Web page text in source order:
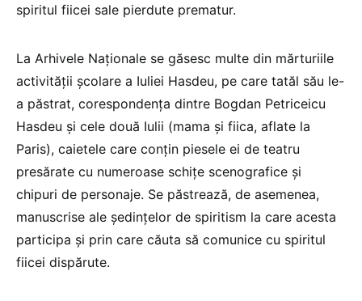
spiritul fiicei sale pierdute prematur.
La Arhivele Naționale se găsesc multe din mărturiile
activității școlare a Iuliei Hasdeu, pe care tatăl său le-
a păstrat, corespondența dintre Bogdan Petriceicu
Hasdeu și cele două Iulii (mama și fiica, aflate la
Paris), caietele care conțin piesele ei de teatru
presărate cu numeroase schițe scenografice și
chipuri de personaje. Se păstrează, de asemenea,
manuscrise ale ședințelor de spiritism la care acesta
participa și prin care căuta să comunice cu spiritul
fiicei dispărute.